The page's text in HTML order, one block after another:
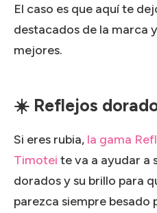
El caso es que aquí te
destacados de la marca
mejores.
☀️ Reflejos
Si eres rubia, la gama
Timotei te va a ayudar a
dorados y su brillo para
parezca siempre besado